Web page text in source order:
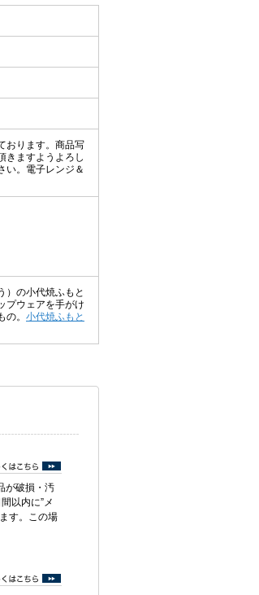
おります。商品写
きますようよろし
い。電子レンジ＆
）の小代焼ふもと
プウェアを手がけ
。 小代焼ふもと
が破損・汚
以内に”メ
す。この場